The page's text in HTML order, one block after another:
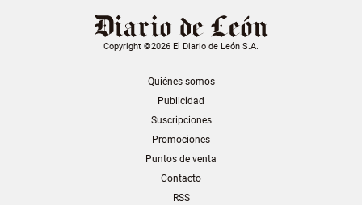
Copyright ©2026 El Diario de León S.A.
Quiénes somos
Publicidad
Suscripciones
Promociones
Puntos de venta
Contacto
RSS